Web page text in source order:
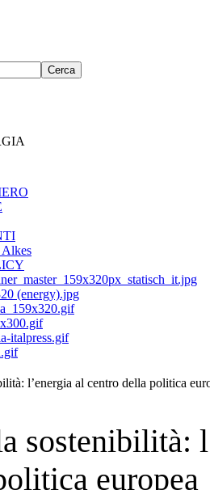
Alkes
l’energia al centro della politica
sostenibilità:
europea